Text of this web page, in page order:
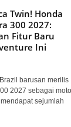
Twin! Honda
300 2027:
Fitur Baru
Ini
barusan merilis
2027 sebagai
sejumlah